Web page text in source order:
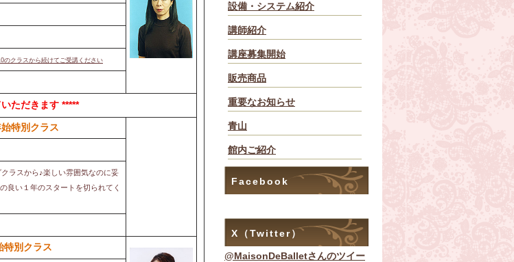
のクラスから続けてご受講ください
ただきます *****
特別クラス
ラスから♪楽しい雰囲気なのに妥
良い１年のスタートを切られてく
特別クラス
設備・システム紹介
講師紹介
講座募集開始
販売商品
重要なお知らせ
青山
館内ご紹介
Facebook
X（Twitter）
@MaisonDeBalletさんのツイー